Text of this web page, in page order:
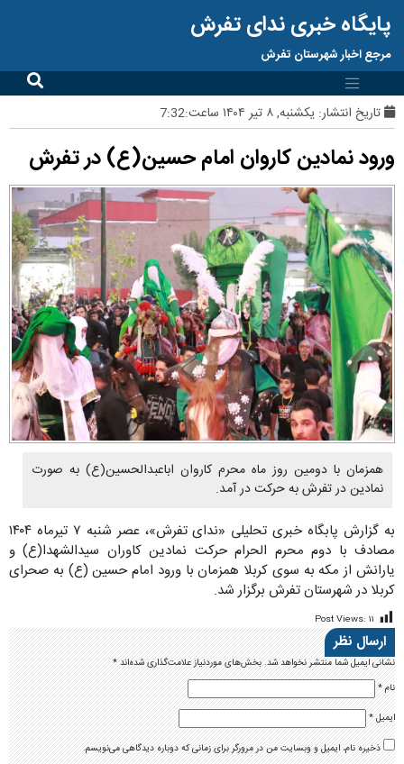
پایگاه خبری ندای تفرش
مرجع اخبار شهرستان تفرش
تاریخ انتشار: یکشنبه, ۸ تیر ۱۴۰۴ ساعت:7:32
ورود نمادین کاروان امام حسین(ع) در تفرش
همزمان با دومین روز ماه محرم کاروان اباعبدالحسین(ع) به صورت
نمادین در تفرش به حرکت در آمد.
به گزارش پابگاه خبری تحلیلی «ندای تفرش»، عصر شنبه ۷ تیرماه ۱۴۰۴
مصادف با دوم محرم الحرام حرکت نمادین کاوران سیدالشهدا(ع) و
یارانش از مکه به سوی کربلا همزمان با ورود امام حسین (ع) به صحرای
کربلا در شهرستان تفرش برگزار شد.
Post Views: ۱۱
ارسال نظر
نشانی ایمیل شما منتشر نخواهد شد.بخش‌های موردنیاز علامت‌گذاری شده‌اند*
نام*
ایمیل*
ذخیره نام، ایمیل و وبسایت من در مرورگر برای زمانی که دوباره دیدگاهی می‌نویسم.